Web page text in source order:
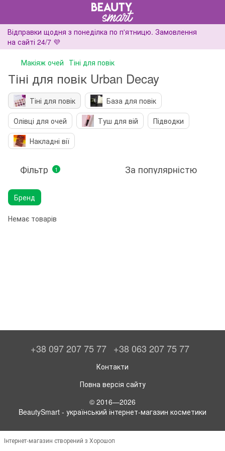
Відправки щодня з понеділка по п'ятницю. Замовлення
на сайті 24/7 💜
Макіяж очей Тіні для повік
Тіні для повік Urban Decay
Тіні для повік
База для повік
Олівці для очей
Туш для вій
Підводки
Накладні вії
Фільтр 1 За популярністю
Бренд
Немає товарів
+38 097 207 75 77 +38 063 207 75 77
Контакти
Повна версія сайту
© 2016—2026
BeautySmart - український інтернет-магазин косметики
Інтернет-магазин створений з Хорошоп